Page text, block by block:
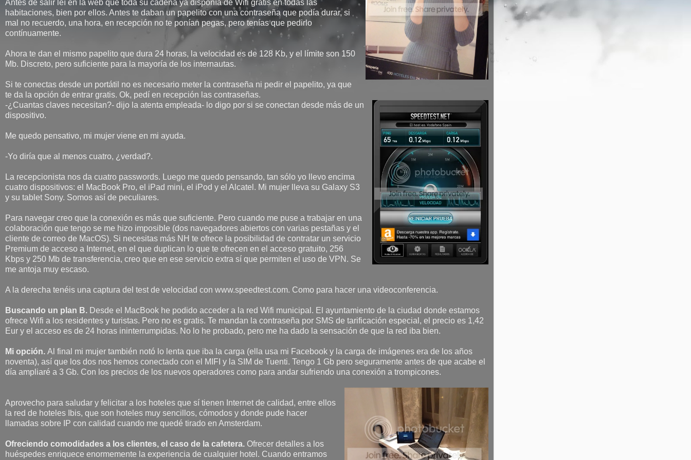
Antes de salir leí en la web que toda su cadena ya disponía de Wifi gratis en todas las
habitaciones, bien por ellos. Antes te daban un papelito con una contraseña que podía durar, si
mal no recuerdo, una hora, en recepción no te ponían pegas, pero tenías que pedirlo
contínuamente.
Ahora te dan el mismo papelito que dura 24 horas, la velocidad es de 128 Kb, y el límite son 150
Mb. Discreto, pero suficiente para la mayoría de los internautas.
Si te conectas desde un portátil no es necesario meter la contraseña ni pedir el papelito, ya que
te da la opción de entrar gratis. Ok, pedí en recepción las contraseñas.
-¿Cuantas claves necesitan?- dijo la atenta empleada- lo digo por si se conectan desde más de un
dispositivo.
Me quedo pensativo, mi mujer viene en mi ayuda.
-Yo diría que al menos cuatro, ¿verdad?.
La recepcionista nos da cuatro passwords. Luego me quedo pensando, tan sólo yo llevo encima
cuatro dispositivos: el MacBook Pro, el iPad mini, el iPod y el Alcatel. Mi mujer lleva su Galaxy S3
y su tablet Sony. Somos así de peculiares.
Para navegar creo que la conexión es más que suficiente. Pero cuando me puse a trabajar en una
colaboración que tengo se me hizo imposible (dos navegadores abiertos con varias pestañas y el
cliente de correo de MacOS). Si necesitas más NH te ofrece la posibilidad de contratar un servicio
Premium de acceso a Internet, en el que duplican lo que te ofrecen en el acceso gratuito, 256
Kbps y 250 Mb de transferencia, creo que en ese servicio extra sí que permiten el uso de VPN. Se
me antoja muy escaso.
A la derecha tenéis una captura del test de velocidad con www.speedtest.com. Como para hacer una videoconferencia.
Buscando un plan B. Desde el MacBook he podido acceder a la red Wifi municipal. El ayuntamiento de la ciudad donde estamos
ofrece Wifi a los residentes y turistas. Pero no es gratis. Te mandan la contraseña por SMS de tarificación especial, el precio es 1,42
Eur y el acceso es de 24 horas ininterrumpidas. No lo he probado, pero me ha dado la sensación de que la red iba bien.
Mi opción. Al final mi mujer también notó lo lenta que iba la carga (ella usa mi Facebook y la carga de imágenes era de los años
noventa), así que los dos nos hemos conectado con el MIFI y la SIM de Tuenti. Tengo 1 Gb pero seguramente antes de que acabe el
día ampliaré a 3 Gb. Con los precios de los nuevos operadores como para andar sufriendo una conexión a trompicones.
Aprovecho para saludar y felicitar a los hoteles que sí tienen Internet de calidad, entre ellos
la red de hoteles Ibis, que son hoteles muy sencillos, cómodos y donde pude hacer
llamadas sobre IP con calidad cuando me quedé tirado en Amsterdam.
Ofreciendo comodidades a los clientes, el caso de la cafetera. Ofrecer detalles a los
huéspedes enriquece enormemente la experiencia de cualquier hotel. Cuando entramos